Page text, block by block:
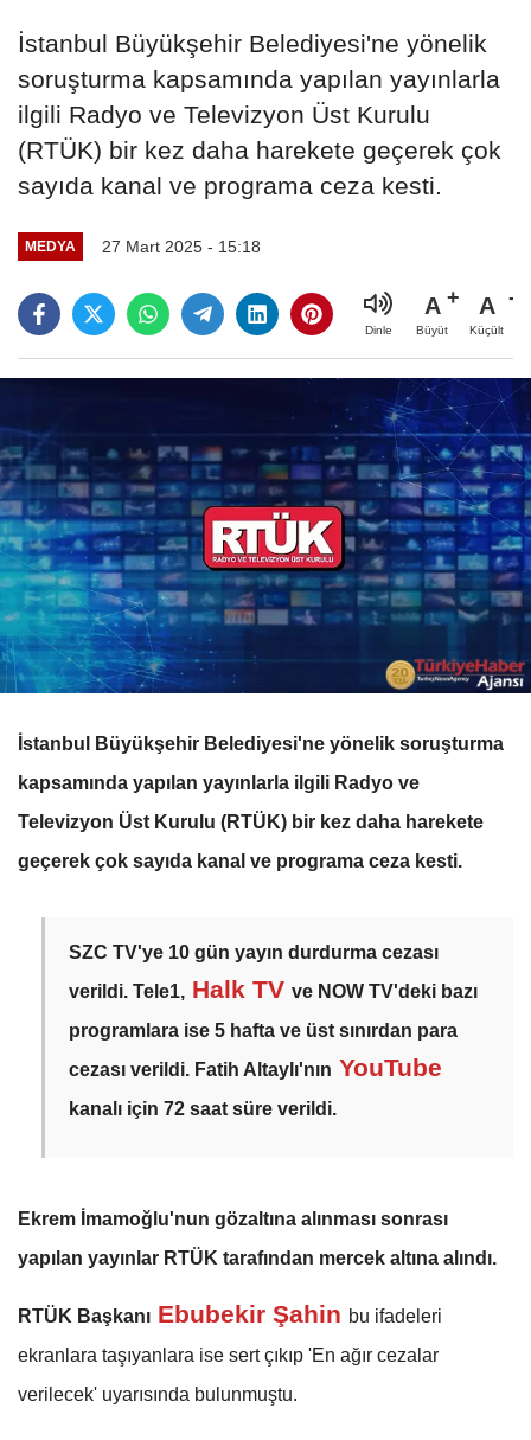
İstanbul Büyükşehir Belediyesi'ne yönelik
soruşturma kapsamında yapılan yayınlarla
ilgili Radyo ve Televizyon Üst Kurulu
(RTÜK) bir kez daha harekete geçerek çok
sayıda kanal ve programa ceza kesti.
MEDYA 27 Mart 2025 - 15:18
Dinle
A
Büyüt
A
Küçült
İstanbul Büyükşehir Belediyesi'ne yönelik soruşturma
kapsamında yapılan yayınlarla ilgili Radyo ve
Televizyon Üst Kurulu (RTÜK) bir kez daha harekete
geçerek çok sayıda kanal ve programa ceza kesti.
SZC TV'ye 10 gün yayın durdurma cezası
verildi. Tele1, Halk TV ve NOW TV'deki bazı
programlara ise 5 hafta ve üst sınırdan para
cezası verildi. Fatih Altaylı'nın YouTube
kanalı için 72 saat süre verildi.
Ekrem İmamoğlu'nun gözaltına alınması sonrası
yapılan yayınlar RTÜK tarafından mercek altına alındı.
RTÜK Başkanı Ebubekir Şahin bu ifadeleri
ekranlara taşıyanlara ise sert çıkıp 'En ağır cezalar
verilecek' uyarısında bulunmuştu.